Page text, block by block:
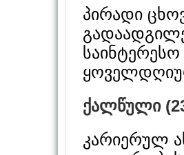
პირადი
ქალწული
კარიერულ